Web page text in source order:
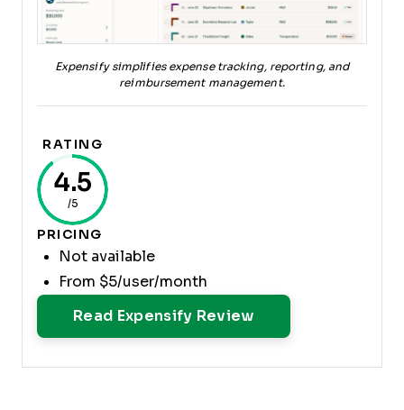
Expensify simplifies expense tracking, reporting, and
reimbursement management.
RATING
4.5
/5
PRICING
Not available
From $5/user/month
Read Expensify ReviewOpens New